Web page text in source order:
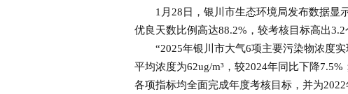
1月28日，银川市生态环境局发布数据显示
优良天数比例高达88.2%，较考核目标高出
“2025年银川市大气6项主要污染物浓度实
平均浓度为62ug/m³，较2024年同比下降7.5%
各项指标均全面完成年度考核目标，并为